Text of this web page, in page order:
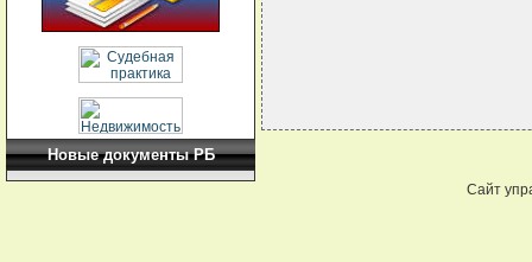
Новые документы РБ
Сайт